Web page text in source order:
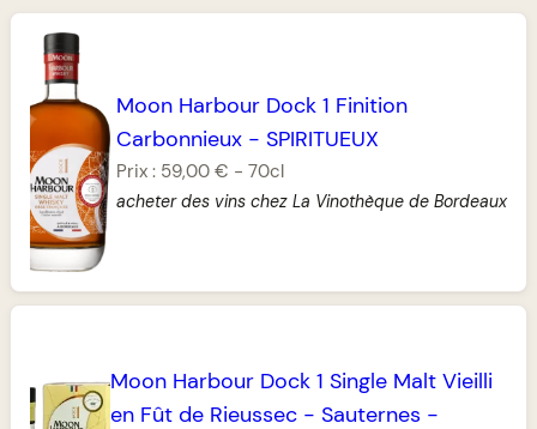
Moon Harbour Dock 1 Finition
Carbonnieux- SPIRITUEUX
Prix : 59,00 € - 70cl
acheter des vins chez La Vinothèque de Bordeaux
Moon Harbour Dock 1 Single Malt Vieilli
en Fût de Rieussec- Sauternes -